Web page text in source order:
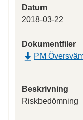
Datum
2018-03-22
Dokumentfiler
PM
Beskrivning
Riskbedömning